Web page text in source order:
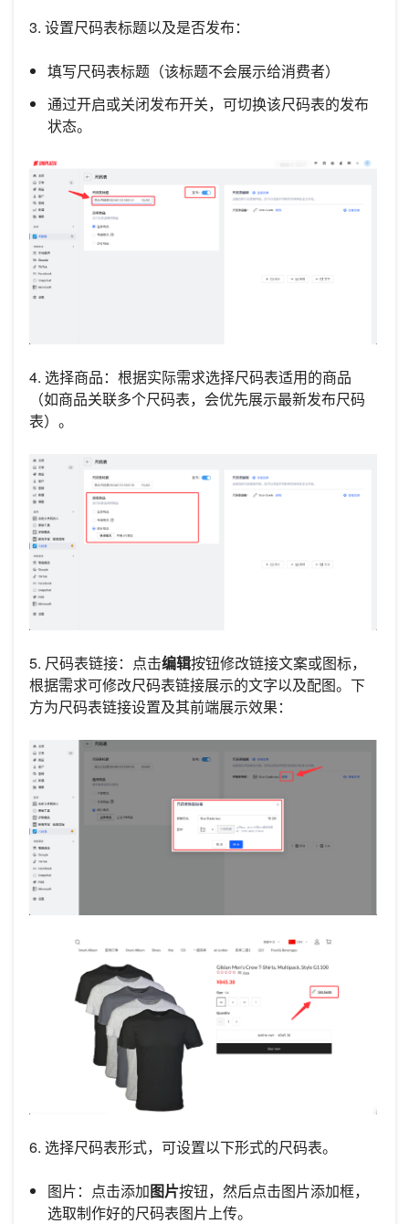
3. 设置尺码表标题以及是否发布：
填写尺码表标题（该标题不会展示给消费者）
通过开启或关闭发布开关，可切换该尺码表的发布
状态。
4. 选择商品：根据实际需求选择尺码表适用的商品
（如商品关联多个尺码表，会优先展示最新发布尺码
表）。
5. 尺码表链接：点击编辑按钮修改链接文案或图标，
根据需求可修改尺码表链接展示的文字以及配图。下
方为尺码表链接设置及其前端展示效果：
6. 选择尺码表形式，可设置以下形式的尺码表。
图片：点击添加图片按钮，然后点击图片添加框，
选取制作好的尺码表图片上传。